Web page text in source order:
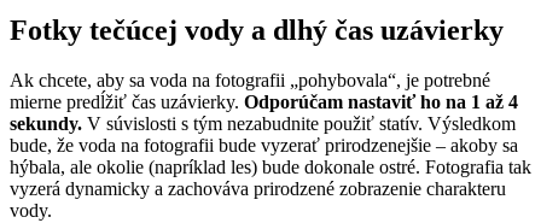
Fotky tečúcej vody a dlhý čas uzávierky
Ak chcete, aby sa voda na fotografii „pohybovala“, je potrebné
mierne predĺžiť čas uzávierky. Odporúčam nastaviť ho na 1 až 4
sekundy. V súvislosti s tým nezabudnite použiť statív. Výsledkom
bude, že voda na fotografii bude vyzerať prirodzenejšie – akoby sa
hýbala, ale okolie (napríklad les) bude dokonale ostré. Fotografia tak
vyzerá dynamicky a zachováva prirodzené zobrazenie charakteru
vody.